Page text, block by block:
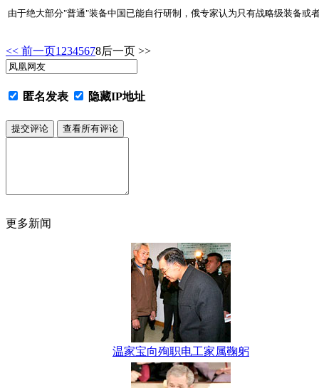
由于绝大部分"普通"装备中国已能自行研制，俄专家认为只有战略级装备
<< 前一页1 2345678后一页 >>
匿名发表 隐藏IP地址
更多新闻
温家宝向殉职电工家属鞠躬